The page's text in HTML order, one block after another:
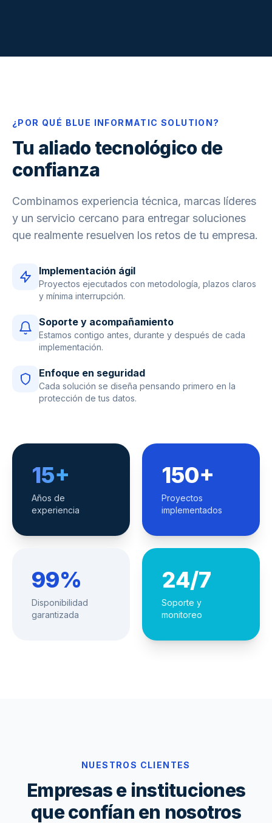
¿POR QUÉ BLUE INFORMATIC SOLUTION?
Tu aliado tecnológico de
confianza
Combinamos experiencia técnica, marcas líderes
y un servicio cercano para entregar soluciones
que realmente resuelven los retos de tu empresa.
Implementación ágil
Proyectos ejecutados con metodología, plazos claros
y mínima interrupción.
Soporte y acompañamiento
Estamos contigo antes, durante y después de cada
implementación.
Enfoque en seguridad
Cada solución se diseña pensando primero en la
protección de tus datos.
15+
Años de
experiencia
150+
Proyectos
implementados
99%
Disponibilidad
garantizada
24/7
Soporte y
monitoreo
NUESTROS CLIENTES
Empresas e instituciones
que confían en nosotros